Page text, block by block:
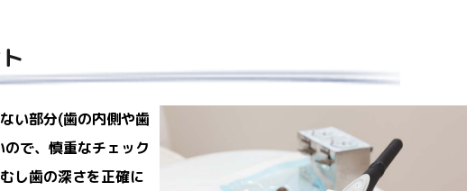
い部分(歯の内側や歯
で、慎重なチェック
し歯の深さを正確に